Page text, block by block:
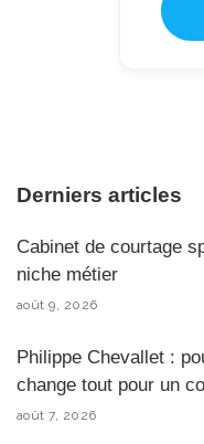
Derniers articles
Cabinet de courtage
niche métier
août 9, 2026
Philippe Chevallet :
change tout pour un
août 7, 2026